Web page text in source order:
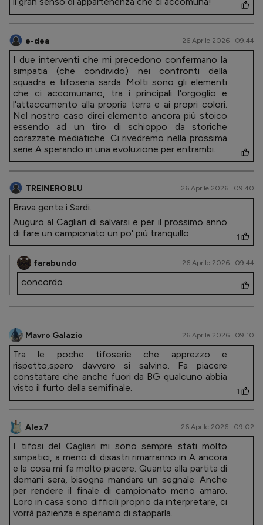
e-dea 26 Aprile 2026 | 09.44
I due interventi che mi precedono confermano la
simpatia (che condivido) nei confronti della
squadra e tifoseria sarda. Molti sono gli elementi
che ci accomunano, tra i principali l'orgoglio e
l'attaccamento alla propria terra e ai propri colori.
Nel nostro caso direi elemento ancora più stoico
essendo ad un tiro di schioppo da storiche
corazzate mediatiche. Ci rivedremo nella prossima
serie A sperando in una evoluzione per entrambi.
TREINEROBLU 26 Aprile 2026 | 09.40
Brava gente i Sardi.
Auguro al Cagliari di salvarsi e per il prossimo anno
di fare un campionato un po' più tranquillo.
1
farabundo 26 Aprile 2026 | 09.44
concordo
Mavro Galazio 26 Aprile 2026 | 09.10
Tra le poche tifoserie che apprezzo e
rispetto,spero davvero si salvino. Fa piacere
constatare che anche fuori da BG qualcuno abbia
visto il furto della semifinale.
1
Alex7 26 Aprile 2026 | 09.02
I tifosi del Cagliari mi sono sempre stati molto
simpatici, a meno di disastri rimarranno in A ancora
e la cosa mi fa molto piacere. Quanto alla partita di
domani sera, bisogna mandare un segnale. Anche
per rendere il finale di campionato meno amaro.
Loro in casa sono difficili proprio da interpretare, ci
vorrà pazienza e speriamo di stapparla.